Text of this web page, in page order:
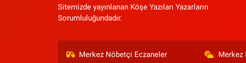
Sitemizde yayınlanan Köşe Yazıları Yazarların
Sorumluluğundadır.
Merkez Nöbetçi Eczaneler Merkez